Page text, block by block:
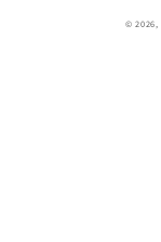
© 2026,